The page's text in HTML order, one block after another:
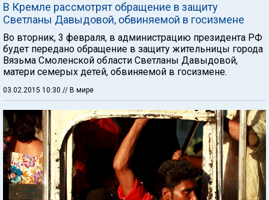
В Кремле рассмотрят обращение в защиту
Светланы Давыдовой, обвиняемой в госизмене
Во вторник, 3 февраля, в администрацию президента РФ
будет передано обращение в защиту жительницы города
Вязьма Смоленской области Светланы Давыдовой,
матери семерых детей, обвиняемой в госизмене.
03.02.2015 10:30 // В мире